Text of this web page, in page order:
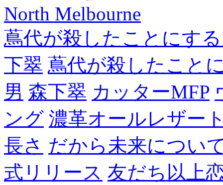
North Melbourne
蔦代が殺したことにす
下翠 蔦代が殺したこと
男 森下翠 カッターMFP
ング 濃革オールレザー
長さ だから未来につい
式リリース 友だち以上